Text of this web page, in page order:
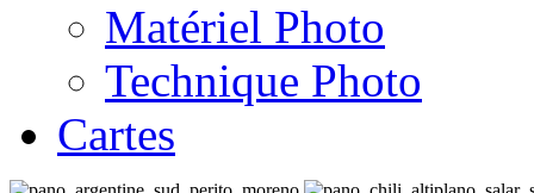
Matériel Photo
Technique Photo
Cartes